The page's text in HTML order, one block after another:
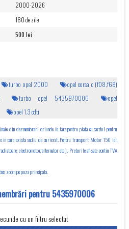
2000-2026
180 de zile
500 lei
turbo opel 2000
opel corsa c (f08,f68)
turbo opel 5435970006
opel
opel 1.3 cdti
din dezmembrari, oriunde in tara pentru plata cu cardul pentru
in care exista sediu de curierat. Pentru transport Motor 150 lei,
electromotor, alternator etc.). Preturile afisate contin TVA
zoom pe poza principala.
pentru 5435970006
cu un filtru selectat